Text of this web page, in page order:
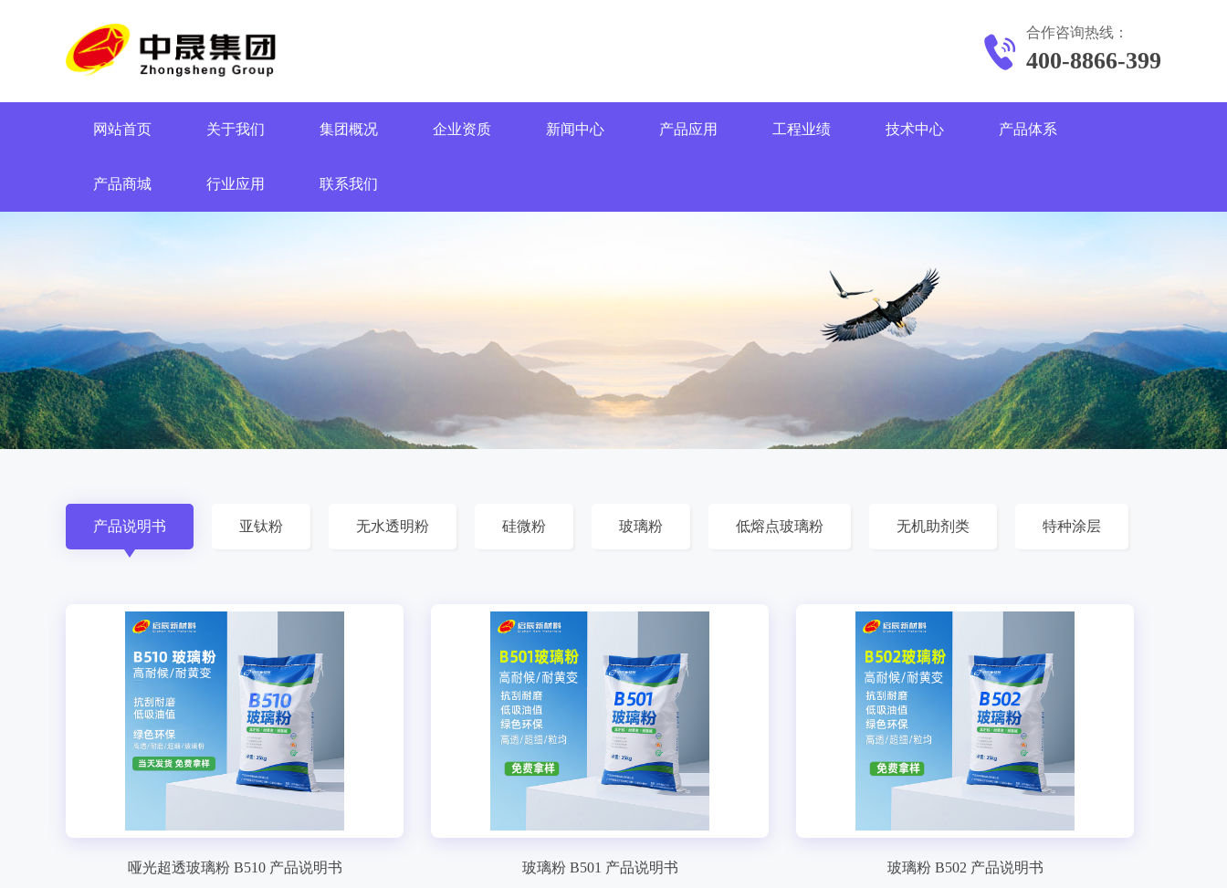
合作咨询热线：
400-8866-399
网站首页 关于我们 集团概况 企业资质 新闻中心 产品应用 工程业绩 技术中心 产品体系
产品商城 行业应用 联系我们
产品说明书 亚钛粉 无水透明粉 硅微粉 玻璃粉 低熔点玻璃粉 无机助剂类 特种涂层
哑光超透玻璃粉 B510 产品说明书 玻璃粉 B501 产品说明书 玻璃粉 B502 产品说明书